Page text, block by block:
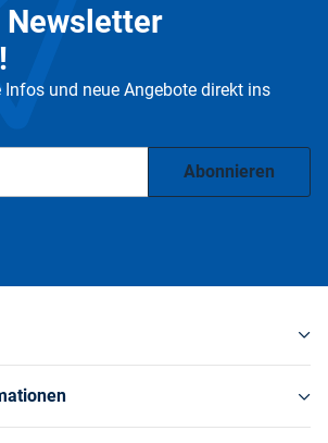
Infos und neue Angebote direkt ins
Abonnieren